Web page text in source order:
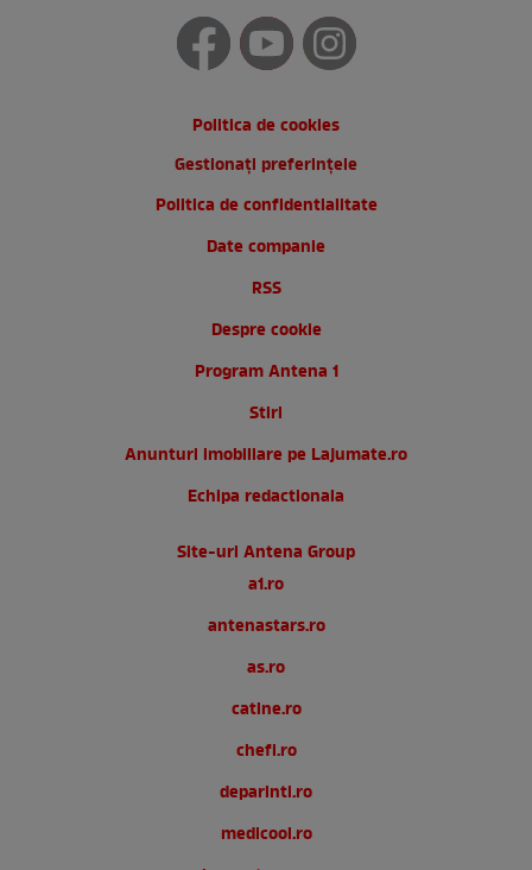
Politica de cookies
Gestionați preferințele
Politica de confidentialitate
Date companie
RSS
Despre cookie
Program Antena 1
Stiri
Anunturi imobiliare pe Lajumate.ro
Echipa redactionala
Site-uri Antena Group
a1.ro
antenastars.ro
as.ro
catine.ro
chefi.ro
deparinti.ro
medicool.ro